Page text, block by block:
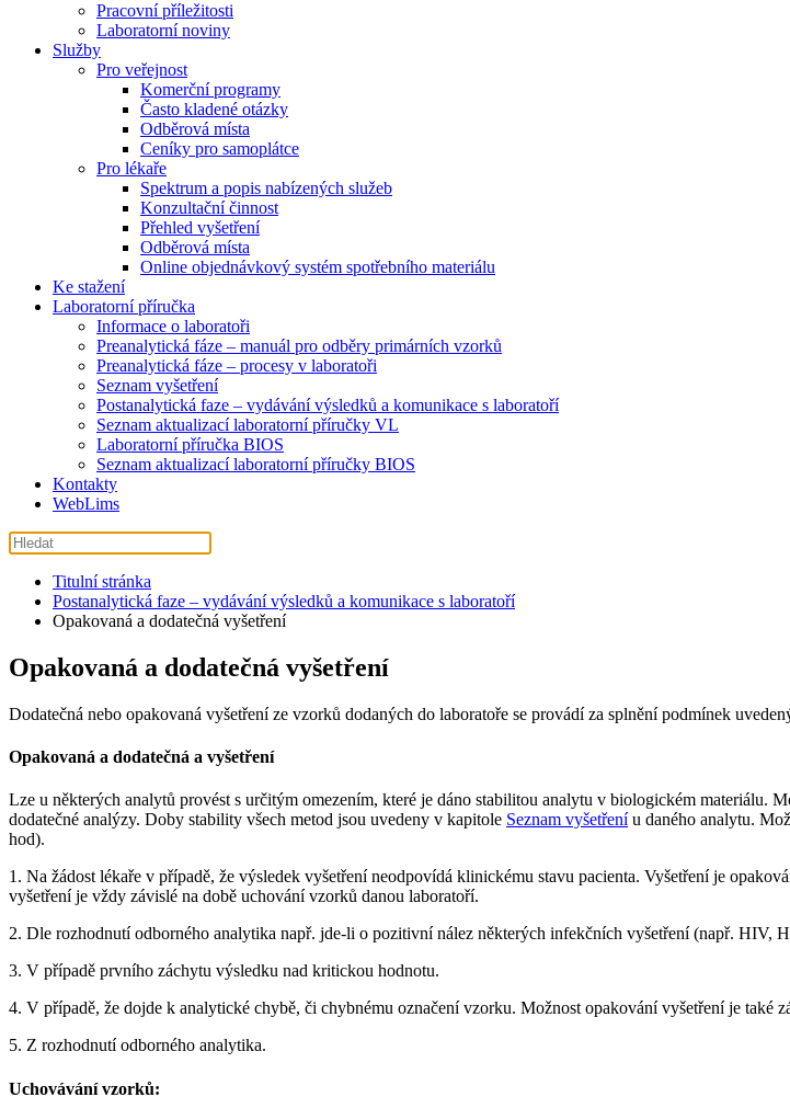
Pracovní příležitosti
Laboratorní noviny
Služby
Pro veřejnost
Komerční programy
Často kladené otázky
Odběrová místa
Ceníky pro samoplátce
Pro lékaře
Spektrum a popis nabízených služeb
Konzultační činnost
Přehled vyšetření
Odběrová místa
Online objednávkový systém spotřebního materiálu
Ke stažení
Laboratorní příručka
Informace o laboratoři
Preanalytická fáze – manuál pro odběry primárních vzorků
Preanalytická fáze – procesy v laboratoři
Seznam vyšetření
Postanalytická faze – vydávání výsledků a komunikace s laboratoří
Seznam aktualizací laboratorní příručky VL
Laboratorní příručka BIOS
Seznam aktualizací laboratorní příručky BIOS
Kontakty
WebLims
Titulní stránka
Postanalytická faze – vydávání výsledků a komunikace s laboratoří
Opakovaná a dodatečná vyšetření
Opakovaná a dodatečná vyšetření
Dodatečná nebo opakovaná vyšetření ze vzorků dodaných do laboratoře se provádí za splnění podmínek
Opakovaná a dodatečná a vyšetření
Lze u některých analytů provést s určitým omezením, které je dáno stabilitou analytu v biologickém materiálu.
dodatečné analýzy. Doby stability všech metod jsou uvedeny v kapitole Seznam vyšetřeníu daného analytu.
hod).
1. Na žádost lékaře v případě, že výsledek vyšetření neodpovídá klinickému stavu pacienta. Vyšetření je
vyšetření je vždy závislé na době uchování vzorků danou laboratoří.
2. Dle rozhodnutí odborného analytika např. jde-li o pozitivní nález některých infekčních vyšetření (např. HIV,
3. V případě prvního záchytu výsledku nad kritickou hodnotu.
4. V případě, že dojde k analytické chybě, či chybnému označení vzorku. Možnost opakování vyšetření je také
5. Z rozhodnutí odborného analytika.
Uchovávání vzorků: